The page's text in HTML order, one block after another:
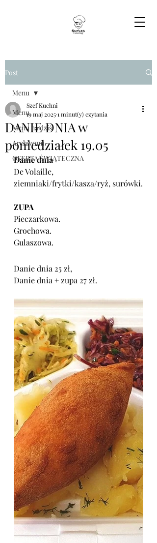
Post
Menu
Menu na dziś
Archiwum
OFERTA ŚWIĄTECZNA
Menu
DANIE DNIA w
poniedziałek 19.05
Szef Kuchni
19 maj 20251 minut(y) czytania
Danie dnia
De Volaille,
ziemniaki/frytki/kasza/ryż, surówki.
ZUPA
Pieczarkowa.
Grochowa.
Gulaszowa.
Danie dnia 25 zł,
Danie dnia + zupa 27 zł.